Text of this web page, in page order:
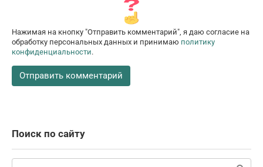
Нажимая на кнопку "Отправить комментарий", я даю согласие на
обработку персональных данных и принимаю политику
конфиденциальности.
Поиск по сайту
Поиск: